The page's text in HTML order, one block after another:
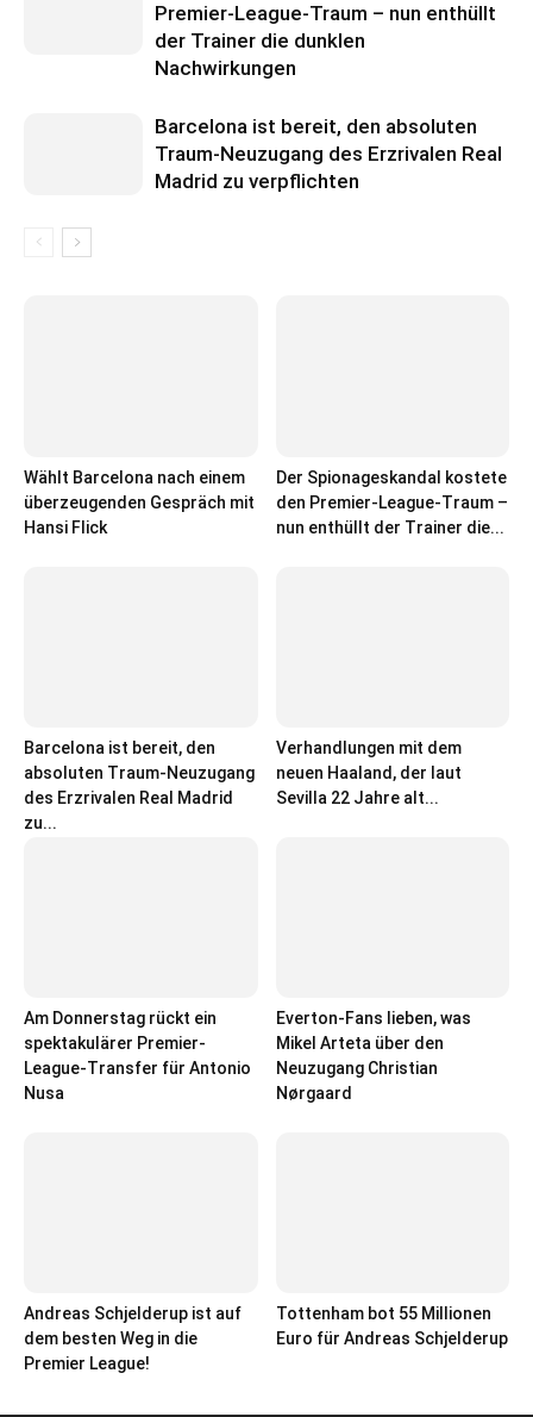
Premier-League-Traum – nun enthüllt
der Trainer die dunklen
Nachwirkungen
Barcelona ist bereit, den absoluten
Traum-Neuzugang des Erzrivalen Real
Madrid zu verpflichten
Wählt Barcelona nach einem
überzeugenden Gespräch mit
Hansi Flick
Der Spionageskandal kostete
den Premier-League-Traum –
nun enthüllt der Trainer die...
Barcelona ist bereit, den
absoluten Traum-Neuzugang
des Erzrivalen Real Madrid
zu...
Verhandlungen mit dem
neuen Haaland, der laut
Sevilla 22 Jahre alt...
Am Donnerstag rückt ein
spektakulärer Premier-
League-Transfer für Antonio
Nusa
Everton-Fans lieben, was
Mikel Arteta über den
Neuzugang Christian
Nørgaard
Andreas Schjelderup ist auf
dem besten Weg in die
Premier League!
Tottenham bot 55 Millionen
Euro für Andreas Schjelderup